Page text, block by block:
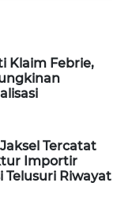
Klaim Febrie,
Tercatat
Importir
Telusuri Riwayat